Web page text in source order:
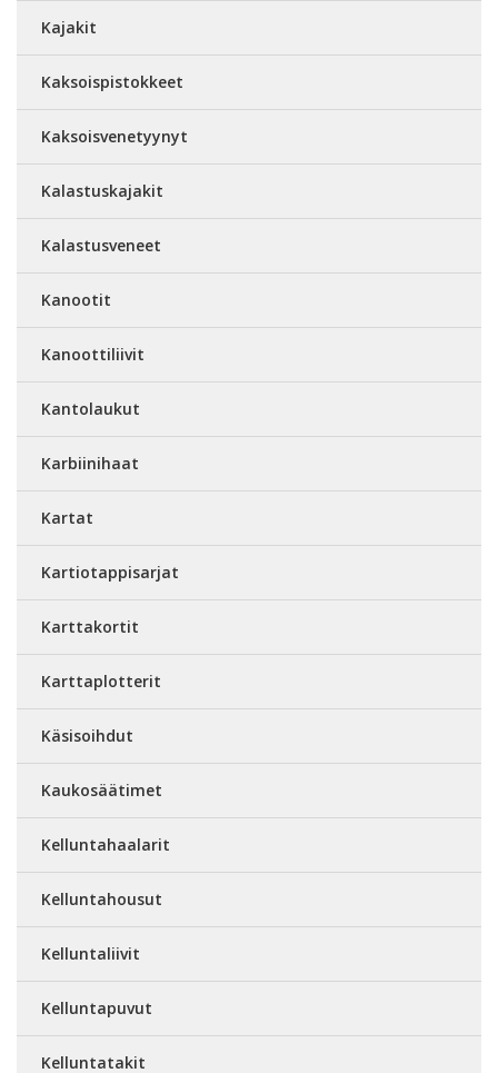
Kajakit
Kaksoispistokkeet
Kaksoisvenetyynyt
Kalastuskajakit
Kalastusveneet
Kanootit
Kanoottiliivit
Kantolaukut
Karbiinihaat
Kartat
Kartiotappisarjat
Karttakortit
Karttaplotterit
Käsisoihdut
Kaukosäätimet
Kelluntahaalarit
Kelluntahousut
Kelluntaliivit
Kelluntapuvut
Kelluntatakit